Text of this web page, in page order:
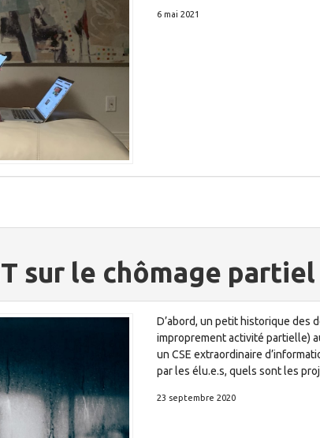
6 mai 2021
sur le chômage partiel
D’abord, un petit historique des
improprement activité partielle)
un CSE extraordinaire
par les élu.e.s, quels sont les
23 septembre 2020